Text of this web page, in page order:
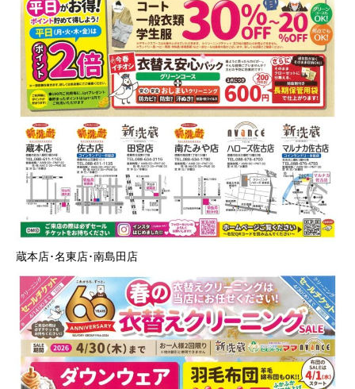
蔵本店･名東店･南島田店